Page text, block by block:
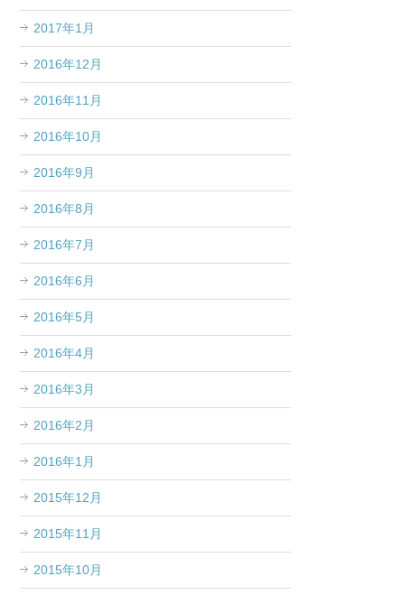
2017年1月
2016年12月
2016年11月
2016年10月
2016年9月
2016年8月
2016年7月
2016年6月
2016年5月
2016年4月
2016年3月
2016年2月
2016年1月
2015年12月
2015年11月
2015年10月